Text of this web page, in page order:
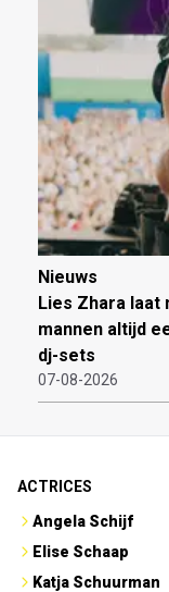
Nieuws
Lies Zhara laat
mannen altijd
dj-sets
07-08-2026
ACTRICES
Angela Schijf
Elise Schaap
Katja Schuurman